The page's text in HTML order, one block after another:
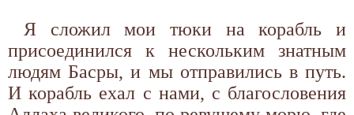
Я сложил мои тюки на корабль и
присоединился к нескольким знатным
людям Басры, и мы отправились в путь.
И корабль ехал с нами, с благословения